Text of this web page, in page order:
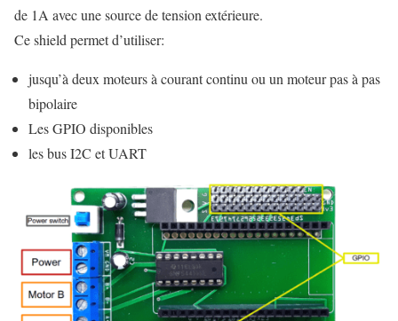
de 1A avec une source de tension extérieure.
Ce shield permet d’utiliser:
jusqu’à deux moteurs à courant continu ou un moteur pas à pas
bipolaire
Les GPIO disponibles
les bus I2C et UART